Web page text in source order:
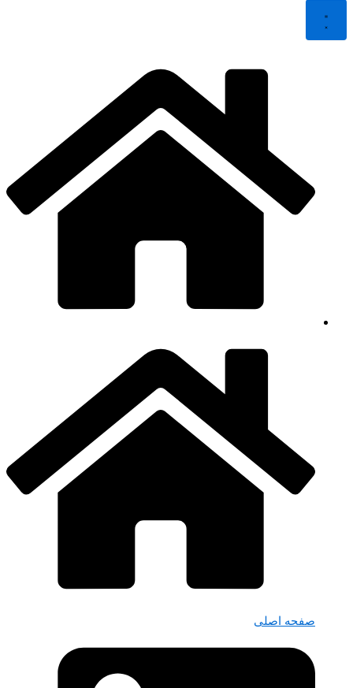
صفحه اصلی